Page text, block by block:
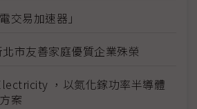
交易加速器」
市友善家庭優質企業殊榮
，以氮化鎵功率半導體
案